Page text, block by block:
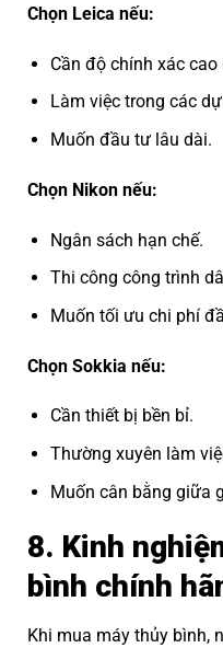
Chọn Leica nếu:
Cần độ chính xác cao
Làm việc trong các
Muốn đầu tư lâu dài.
Chọn Nikon nếu:
Ngân sách hạn chế.
Thi công công trình
Muốn tối ưu chi phí
Chọn Sokkia nếu:
Cần thiết bị bền bỉ.
Thường xuyên làm
Muốn cân bằng giữa
8. Kinh
bình chính
Khi mua máy thủy bình,